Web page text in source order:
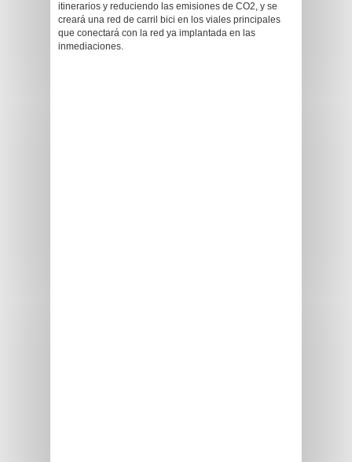
itinerarios y reduciendo las emisiones de CO2, y se
creará una red de carril bici en los viales principales
que conectará con la red ya implantada en las
inmediaciones.